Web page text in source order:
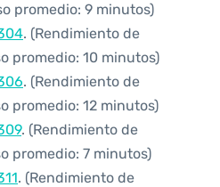
promedio: 9 minutos)
. (Rendimiento de
promedio: 10 minutos)
. (Rendimiento de
promedio: 12 minutos)
. (Rendimiento de
promedio: 7 minutos)
. (Rendimiento de